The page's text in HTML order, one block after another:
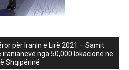
për Iranin e Lirë 2021 – Samit
nga 50,000 lokacione në
Shqipërinë